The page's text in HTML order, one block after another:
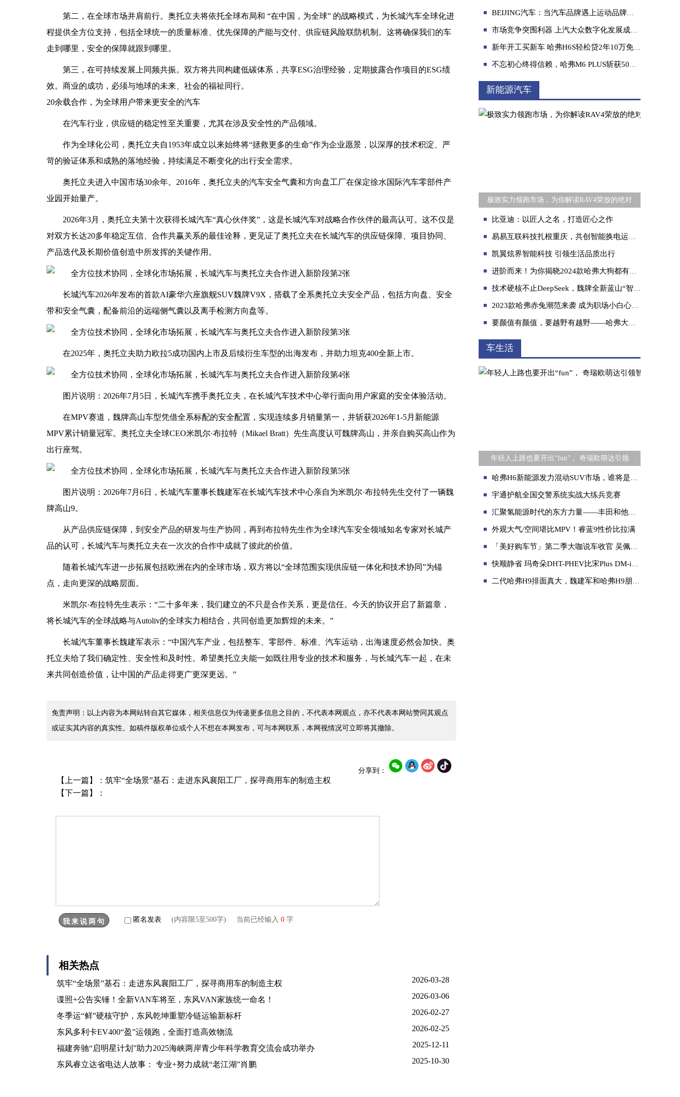
第二，在全球市场并肩前行。奥托立夫将依托全球布局和 “在中国，为全球” 的战略模式，为长城汽车全球化进
程提供全方位支持，包括全球统一的质量标准、优先保障的产能与交付、供应链风险联防机制。这将确保我们的车
走到哪里，安全的保障就跟到哪里。
第三，在可持续发展上同频共振。双方将共同构建低碳体系，共享ESG治理经验，定期披露合作项目的ESG绩
效。商业的成功，必须与地球的未来、社会的福祉同行。
20余载合作，为全球用户带来更安全的汽车
在汽车行业，供应链的稳定性至关重要，尤其在涉及安全性的产品领域。
作为全球化公司，奥托立夫自1953年成立以来始终将“拯救更多的生命”作为企业愿景，以深厚的技术积淀、严
苛的验证体系和成熟的落地经验，持续满足不断变化的出行安全需求。
奥托立夫进入中国市场30余年。2016年，奥托立夫的汽车安全气囊和方向盘工厂在保定徐水国际汽车零部件产
业园开始量产。
2026年3月，奥托立夫第十次获得长城汽车“真心伙伴奖”，这是长城汽车对战略合作伙伴的最高认可。这不仅是
对双方长达20多年稳定互信、合作共赢关系的最佳诠释，更见证了奥托立夫在长城汽车的供应链保障、项目协同、
产品迭代及长期价值创造中所发挥的关键作用。
长城汽车2026年发布的首款AI豪华六座旗舰SUV魏牌V9X，搭载了全系奥托立夫安全产品，包括方向盘、安全
带和安全气囊，配备前沿的远端侧气囊以及离手检测方向盘等。
在2025年，奥托立夫助力欧拉5成功国内上市及后续衍生车型的出海发布，并助力坦克400全新上市。
图片说明：2026年7月5日，长城汽车携手奥托立夫，在长城汽车技术中心举行面向用户家庭的安全体验活动。
在MPV赛道，魏牌高山车型凭借全系标配的安全配置，实现连续多月销量第一，并斩获2026年1-5月新能源
MPV累计销量冠军。奥托立夫全球CEO米凯尔·布拉特（Mikael Bratt）先生高度认可魏牌高山，并亲自购买高山作为
出行座驾。
图片说明：2026年7月6日，长城汽车董事长魏建军在长城汽车技术中心亲自为米凯尔·布拉特先生交付了一辆魏
牌高山9。
从产品供应链保障，到安全产品的研发与生产协同，再到布拉特先生作为全球汽车安全领域知名专家对长城产
品的认可，长城汽车与奥托立夫在一次次的合作中成就了彼此的价值。
随着长城汽车进一步拓展包括欧洲在内的全球市场，双方将以“全球范围实现供应链一体化和技术协同”为锚
点，走向更深的战略层面。
米凯尔·布拉特先生表示：“二十多年来，我们建立的不只是合作关系，更是信任。今天的协议开启了新篇章，
将长城汽车的全球战略与Autoliv的全球实力相结合，共同创造更加辉煌的未来。”
长城汽车董事长魏建军表示：“中国汽车产业，包括整车、零部件、标准、汽车运动，出海速度必然会加快。奥
托立夫给了我们确定性、安全性和及时性。希望奥托立夫能一如既往用专业的技术和服务，与长城汽车一起，在未
来共同创造价值，让中国的产品走得更广更深更远。”
免责声明：以上内容为本网站转自其它媒体，相关信息仅为传递更多信息之目的，不代表本网观点，亦不代表本网站赞同其观点
或证实其内容的真实性。如稿件版权单位或个人不想在本网发布，可与本网联系，本网视情况可立即将其撤除。
分享到：
【上一篇】： 筑牢“全场景”基石：走进东风襄阳工厂，探寻商用车的制造主权
【下一篇】：
匿名发表 (内容限5至500字) 当前已经输入 0 字
相关热点
筑牢“全场景”基石：走进东风襄阳工厂，探寻商用车的制造主权 2026-03-28
谍照+公告实锤！全新VAN车将至，东风VAN家族统一命名！ 2026-03-06
冬季运“鲜”硬核守护，东风乾坤重塑冷链运输新标杆 2026-02-27
东风多利卡EV400“盈”运领跑，全面打造高效物流 2026-02-25
福建奔驰“启明星计划”助力2025海峡两岸青少年科学教育交流会成功举办 2025-12-11
东风睿立达省电达人故事： 专业+努力成就“老江湖”肖鹏 2025-10-30
大型高性能豪华皮卡 山海炮性能版将于10月1
BEIJING汽车：当汽车品牌遇上运动品牌，车企也能玩转跨界CP!
市场竞争突围利器 上汽大众数字化发展成效卓著
新年开工买新车 哈弗H6S轻松贷2年10万免息
不忘初心终得信赖，哈弗M6 PLUS斩获50万车主好口碑
新能源汽车
极致实力领跑市场，为你解读RAV4荣放的绝对
​比亚迪：以匠人之名，打造匠心之作
易易互联科技扎根重庆，共创智能换电运营典范
凯翼炫界智能科技 引领生活品质出行
进阶而来！为你揭晓2024款哈弗大狗都有哪些焕新升级？
技术硬核不止DeepSeek，魏牌全新蓝山“智驾”大模型安全领先
2023款哈弗赤兔潮范来袭 成为职场小白心动之选！
要颜值有颜值，要越野有越野——哈弗大狗追猎版YYDS
车生活
年轻人上路也要开出“fun”， 奇瑞欧萌达引领
哈弗H6新能源发力混动SUV市场，谁将是最后赢家？
宇通护航全国交警系统实战大练兵竞赛
汇聚氢能源时代的东方力量——丰田和他的中国朋友们
外观大气/空间堪比MPV！睿蓝9性价比拉满
「美好购车节」第二季大咖说车收官 吴佩搭档懂车侦探实力选好车
快顺静省 玛奇朵DHT-PHEV比宋Plus DM-i驾驶体验更胜一筹
二代哈弗H9排面真大，魏建军和哈弗H9朋友们都来了……